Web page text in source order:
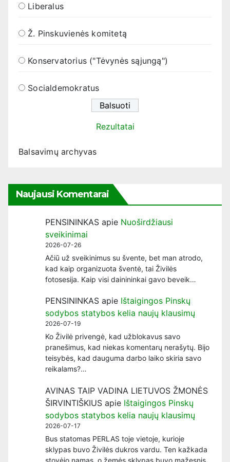
Liberalus
Ž. Pinskuvienės komitetą
Konservatorius ("Tėvynės sąjungą")
Socialdemokratus
Rezultatai
Balsavimų archyvas
Naujausi Komentarai
PENSININKAS apie Nuoširdžiausi
sveikinimai
2026-07-26
Ačiū už sveikinimus su švente, bet man atrodo,
kad kaip organizuota šventė, tai Živilės
fotosesija. Kaip visi dainininkai gavo beveik…
PENSININKAS apie Ištaigingos Pinskų
sodybos statybos kelia naujų klausimų
2026-07-19
Ko Živilė privengė, kad užblokavus savo
pranešimus, kad niekas komentarų nerašytų. Bijo
teisybės, kad dauguma darbo laiko skiria savo
reikalams?…
AVINAS TAIP VADINA LIETUVOS ŽMONĖS
ŠIRVINTIŠKIUS apie Ištaigingos Pinskų
sodybos statybos kelia naujų klausimų
2026-07-17
Bus statomas PERLAS toje vietoje, kurioje
sklypas buvo Živilės dukros vardu. Ten kažkada
stovėjo namas, o žemės sklypas buvo mažesnis,